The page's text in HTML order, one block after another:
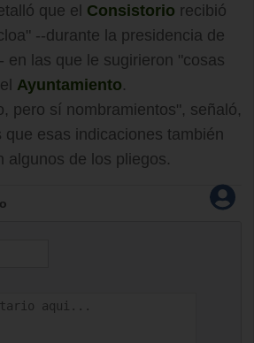
que el Consistorio recibió
--durante la presidencia de
en las que le sugirieron "cosas
Ayuntamiento.
pero sí nombramientos", señaló,
que esas indicaciones también
algunos de los pliegos.